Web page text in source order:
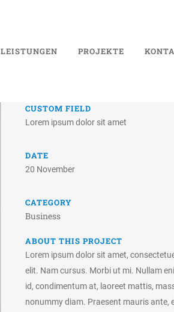
LEISTUNGEN PROJEKTE
CUSTOM FIELD
Lorem ipsum dolor sit amet
DATE
20 November
CATEGORY
Business
ABOUT THIS PROJECT
Lorem ipsum dolor sit amet,
elit. Nam cursus. Morbi ut mi. Nullam
id, condimentum at, laoreet mattis,
nonummy diam. Praesent mauris ante,